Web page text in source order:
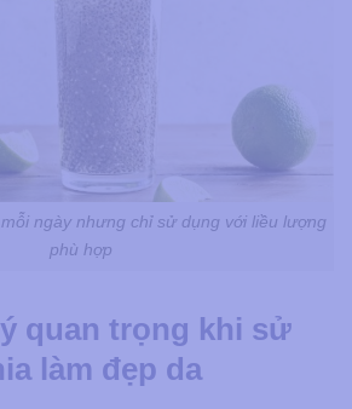
ngày nhưng chỉ sử dụng với liều lượng
phù hợp
quan trọng khi sử
làm đẹp da